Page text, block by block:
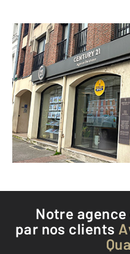
CENTURY
20
ST
Notre
par nos clients